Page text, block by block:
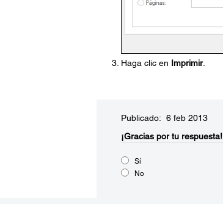
Haga clic en Imprimir.
Publicado: 6 feb 2013
¡Gracias por tu respuesta!
Sí
No